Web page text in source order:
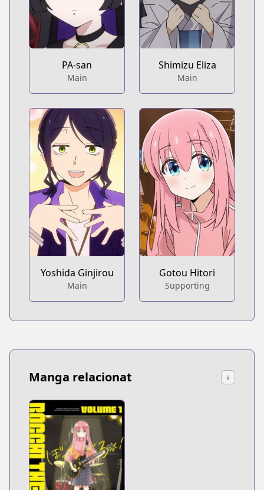
PA-san
Main
Shimizu Eliza
Main
Yoshida Ginjirou
Main
Gotou Hitori
Supporting
Manga relacionat ↓